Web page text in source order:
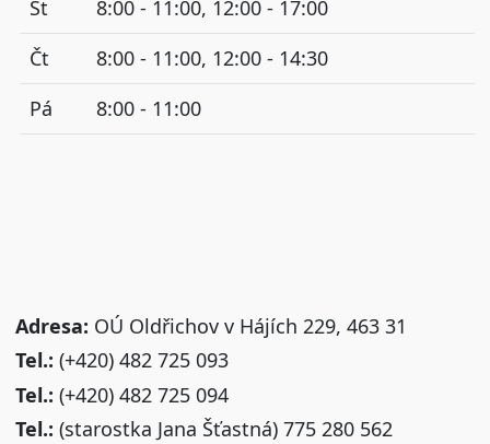
St
8:00 - 11:00, 12:00 - 17:00
Čt
8:00 - 11:00, 12:00 - 14:30
Pá
8:00 - 11:00
Adresa: OÚ Oldřichov v Hájích 229, 463 31
Tel.: (+420) 482 725 093
Tel.: (+420) 482 725 094
Tel.: (starostka Jana Šťastná) 775 280 562